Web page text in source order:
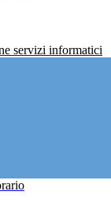
servizi informatici